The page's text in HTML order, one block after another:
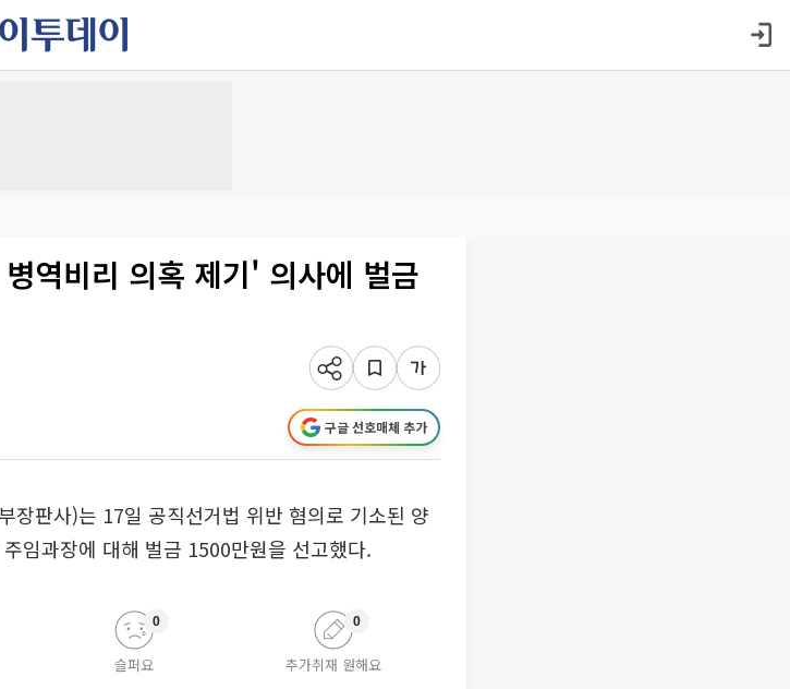
역비리 의혹 제기' 의사에 벌금
구글 선호매체 추가
장판사)는 17일 공직선거법 위반 혐의로 기소된 양
임과장에 대해 벌금 1500만원을 선고했다.
슬퍼요
0
추가취재 원해요
0